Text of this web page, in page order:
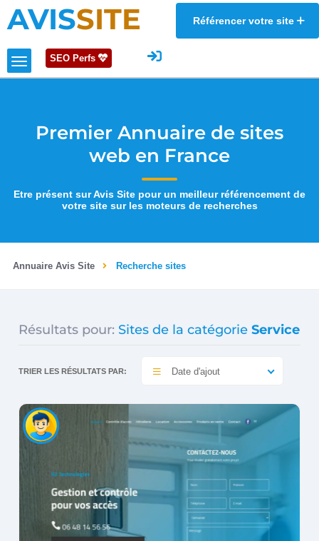
AVISSITE Référencer votre site
SEO Perfs
Premier Annuaire de sites
web en France
Etre présent sur Avis Site pour un meilleur référencement de
votre site sur les moteurs de recherches
Annuaire Avis Site Recherche sites
Résultats pour: Sites de la catégorie Service
TRIER LES RÉSULTATS PAR: Date d'ajout